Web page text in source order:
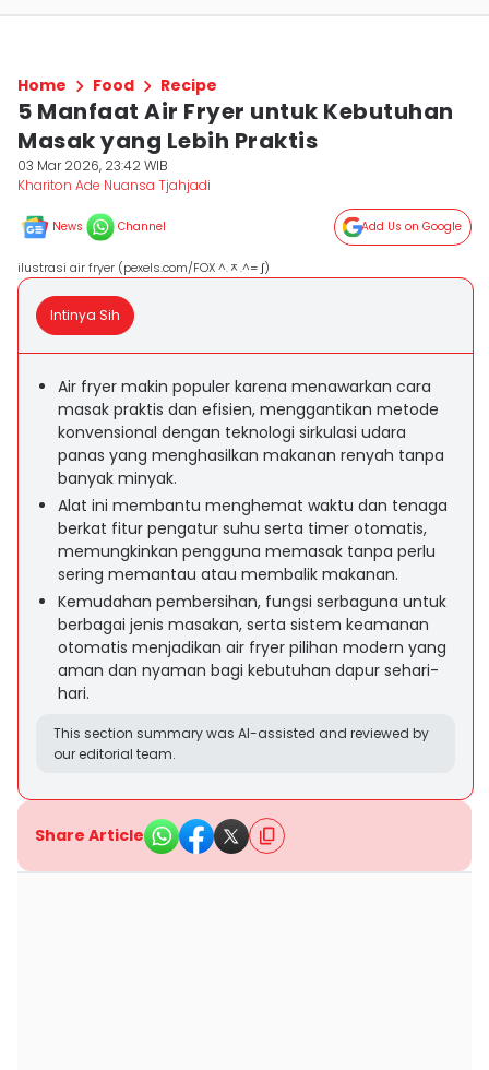
Home Food Recipe
5 Manfaat Air Fryer untuk Kebutuhan
Masak yang Lebih Praktis
03 Mar 2026, 23:42 WIB
Khariton Ade Nuansa Tjahjadi
News Channel Add Us on Google
ilustrasi air fryer (pexels.com/FOX ^.ᆽ.^= ∫)
Intinya Sih
Air fryer makin populer karena menawarkan cara
masak praktis dan efisien, menggantikan metode
konvensional dengan teknologi sirkulasi udara
panas yang menghasilkan makanan renyah tanpa
banyak minyak.
Alat ini membantu menghemat waktu dan tenaga
berkat fitur pengatur suhu serta timer otomatis,
memungkinkan pengguna memasak tanpa perlu
sering memantau atau membalik makanan.
Kemudahan pembersihan, fungsi serbaguna untuk
berbagai jenis masakan, serta sistem keamanan
otomatis menjadikan air fryer pilihan modern yang
aman dan nyaman bagi kebutuhan dapur sehari-
hari.
This section summary was AI-assisted and reviewed by
our editorial team.
Share Article